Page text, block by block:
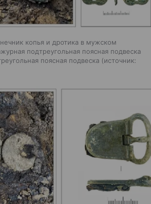
копья и дротика в мужском
подтреугольная поясная подвеска
поясная подвеска
источник: